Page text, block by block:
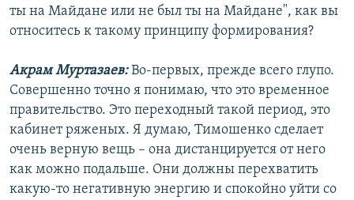
ты на Майдане или не был ты на Майдане", как вы
относитесь к такому принципу формирования?
Акрам Муртазаев:Во-первых, прежде всего глупо.
Совершенно точно я понимаю, что это временное
правительство. Это переходный такой период, это
кабинет ряженых. Я думаю, Тимошенко сделает
очень верную вещь – она дистанцируется от него
как можно подальше. Они должны перехватить
какую-то негативную энергию и спокойно уйти со